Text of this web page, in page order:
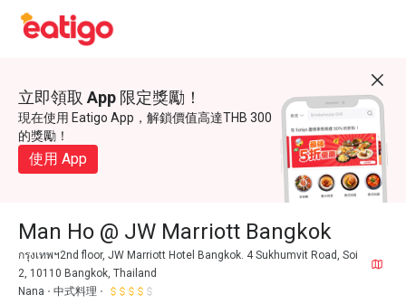
立即領取 App 限定獎勵！
現在使用 Eatigo App，解鎖價值高達THB 300
的獎勵！
使用 App
Man Ho @ JW Marriott Bangkok
กรุงเทพฯ2nd floor, JW Marriott Hotel Bangkok. 4 Sukhumvit Road, Soi
2, 10110 Bangkok, Thailand
Nana
中式料理